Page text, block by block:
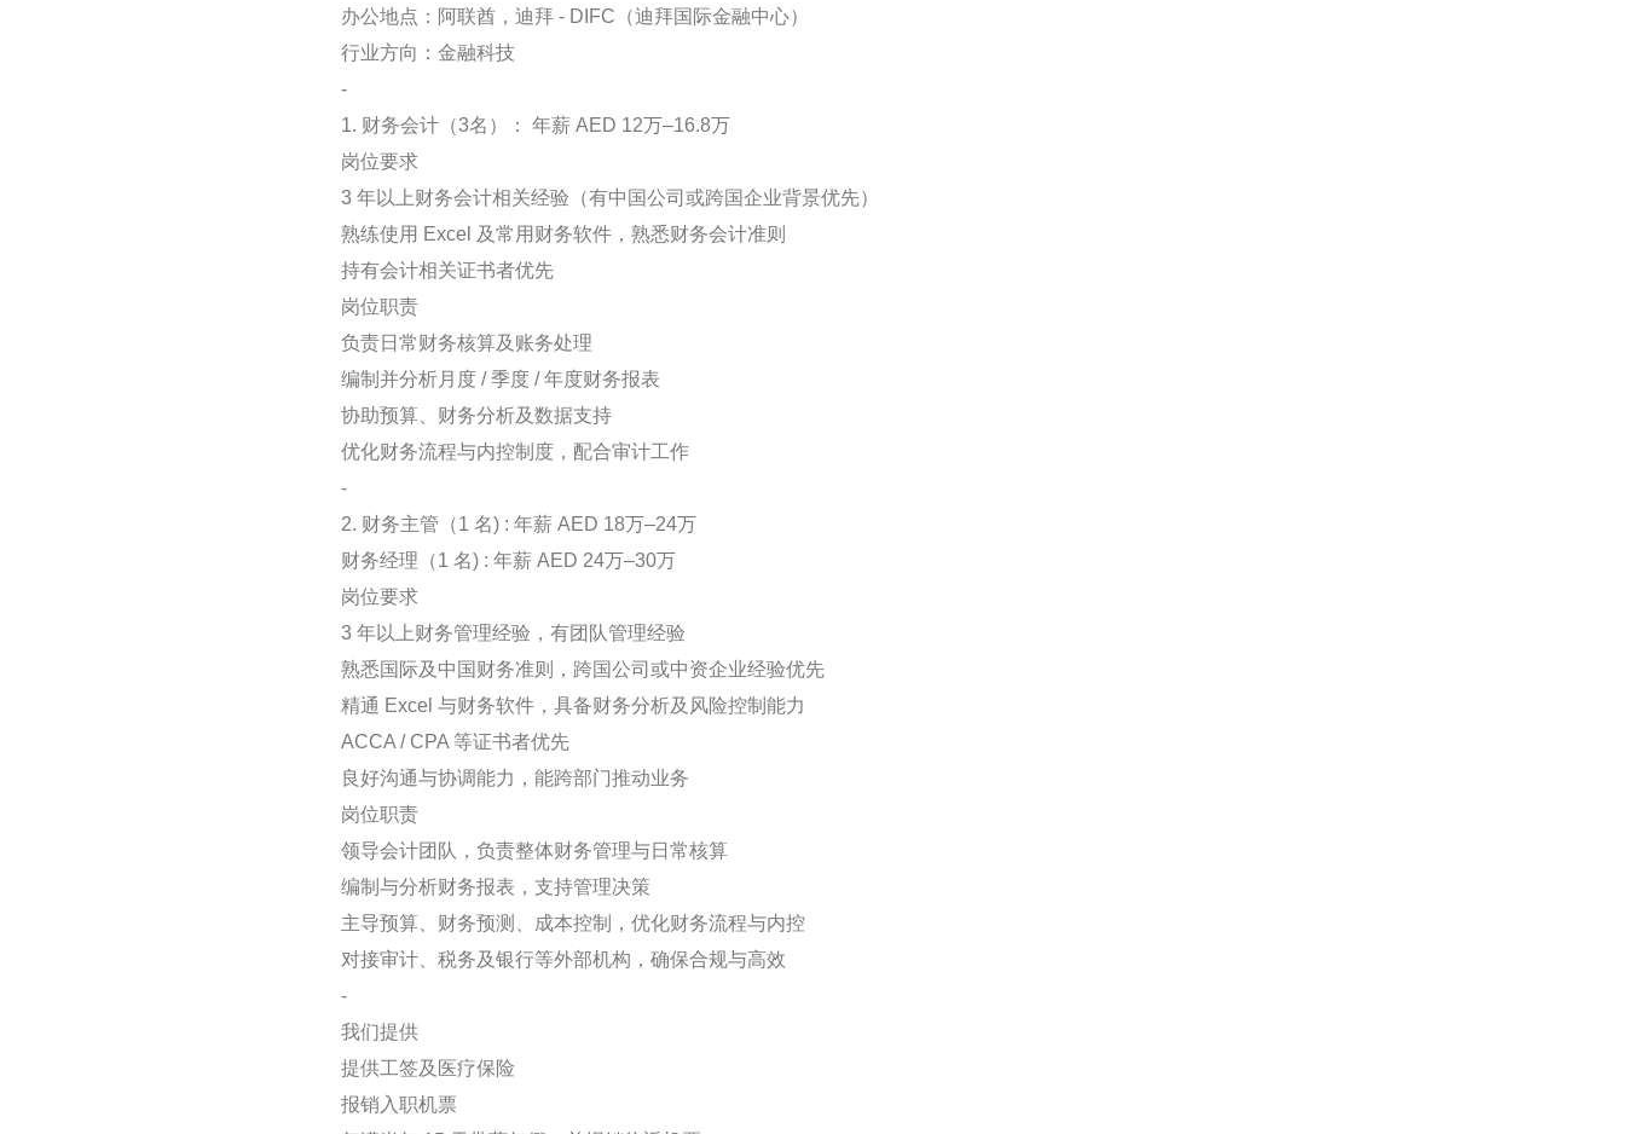
办公地点：阿联酋，迪拜 - DIFC（迪拜国际金融中心）
行业方向：金融科技
-
1. 财务会计（3名）： 年薪 AED 12万–16.8万
岗位要求
3 年以上财务会计相关经验（有中国公司或跨国企业背景优先）
熟练使用 Excel 及常用财务软件，熟悉财务会计准则
持有会计相关证书者优先
岗位职责
负责日常财务核算及账务处理
编制并分析月度 / 季度 / 年度财务报表
协助预算、财务分析及数据支持
优化财务流程与内控制度，配合审计工作
-
2. 财务主管（1 名) : 年薪 AED 18万–24万
财务经理（1 名) : 年薪 AED 24万–30万
岗位要求
3 年以上财务管理经验，有团队管理经验
熟悉国际及中国财务准则，跨国公司或中资企业经验优先
精通 Excel 与财务软件，具备财务分析及风险控制能力
ACCA / CPA 等证书者优先
良好沟通与协调能力，能跨部门推动业务
岗位职责
领导会计团队，负责整体财务管理与日常核算
编制与分析财务报表，支持管理决策
主导预算、财务预测、成本控制，优化财务流程与内控
对接审计、税务及银行等外部机构，确保合规与高效
-
我们提供
提供工签及医疗保险
报销入职机票